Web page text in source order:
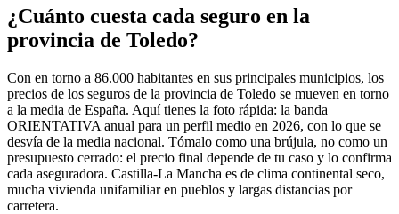
¿Cuánto cuesta cada seguro en la
provincia de Toledo?
Con en torno a 86.000 habitantes en sus principales municipios, los
precios de los seguros de la provincia de Toledo se mueven en torno
a la media de España. Aquí tienes la foto rápida: la banda
ORIENTATIVA anual para un perfil medio en 2026, con lo que se
desvía de la media nacional. Tómalo como una brújula, no como un
presupuesto cerrado: el precio final depende de tu caso y lo confirma
cada aseguradora. Castilla-La Mancha es de clima continental seco,
mucha vivienda unifamiliar en pueblos y largas distancias por
carretera.